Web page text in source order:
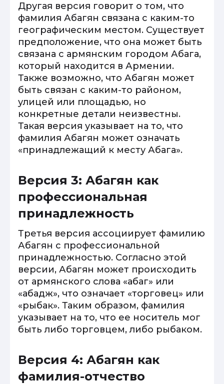
Другая версия говорит о том, что
фамилия Абагян связана с каким-то
географическим местом. Существует
предположение, что она может быть
связана с армянским городом Абага,
который находится в Армении.
Также возможно, что Абагян может
быть связан с каким-то районом,
улицей или площадью, но
конкретные детали неизвестны.
Такая версия указывает на то, что
фамилия Абагян может означать
«принадлежащий к месту Абага».
Версия 3: Абагян как
профессиональная
принадлежность
Третья версия ассоциирует фамилию
Абагян с профессиональной
принадлежностью. Согласно этой
версии, Абагян может происходить
от армянского слова «абаг» или
«абадж», что означает «торговец» или
«рыбак». Таким образом, фамилия
указывает на то, что ее носитель мог
быть либо торговцем, либо рыбаком.
Версия 4: Абагян как
фамилия-отчество